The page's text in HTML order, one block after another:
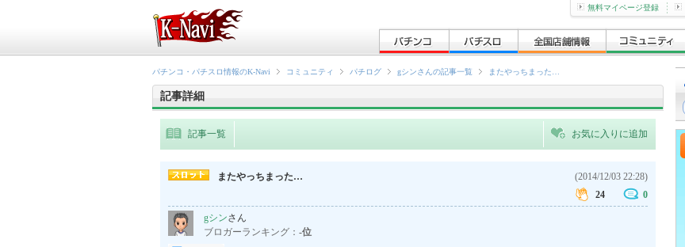
無料マイページ登録
パチンコ・パチスロ情報のK-Navi コミュニティ パチログ gシンさんの記事一覧 またやっちまった…
記事詳細
記事一覧 お気に入りに追加
またやっちまった…
(2014/12/03 22:28)
24
0
gシンさん
ブロガーランキング： -位